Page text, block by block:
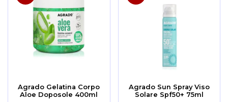
Agrado Gelatina Corpo
Aloe Doposole 400ml
Agrado Sun Spray Viso
Solare Spf50+ 75ml